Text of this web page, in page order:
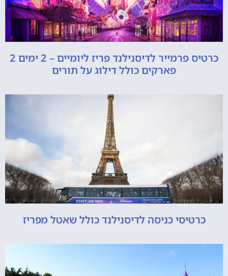
כרטיס פרמייר לדיסנילנד פריז ליומיים – 2 ימים 2
פארקים כולל דילוג על תורים
כרטיסי כניסה לדיסנילנד כולל שאטל מפריז